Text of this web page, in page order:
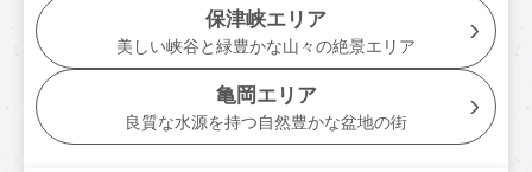
トロッコ亀岡駅
tourist attractions
周辺観光スポット
保津峡エリア
美しい峡谷と緑豊かな山々の絶景エリア
亀岡エリア
良質な水源を持つ自然豊かな盆地の街